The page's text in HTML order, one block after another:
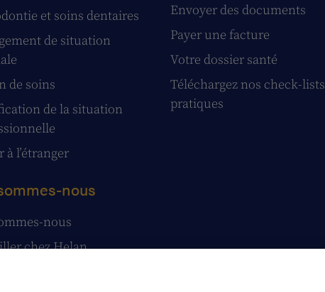
et soins dentaires
de situation
de soins
de la situation
à l’étranger
nous
nous
chez Helan
Envoyer des documents
Payer une facture
Votre dossier santé
Téléchargez nos check-lists
pratiques